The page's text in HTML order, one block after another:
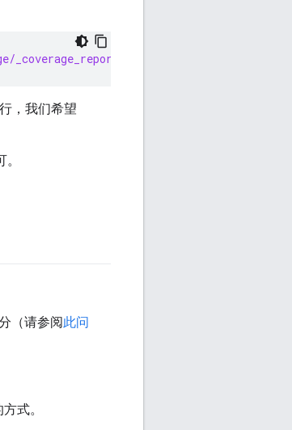
_coverage_report.dat"
，我们希望
（请参阅此问
式。